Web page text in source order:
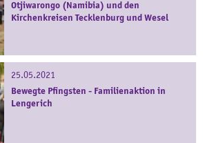
Otjiwarongo (Namibia) und den
Kirchenkreisen Tecklenburg und Wesel
25.05.2021
Bewegte Pfingsten - Familienaktion in
Lengerich